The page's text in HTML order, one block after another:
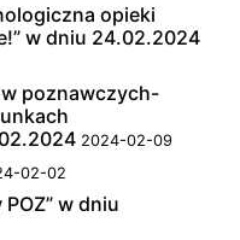
opieki
w dniu 24.02.2024
poznawczych-
2024-02-09
02-02
w dniu